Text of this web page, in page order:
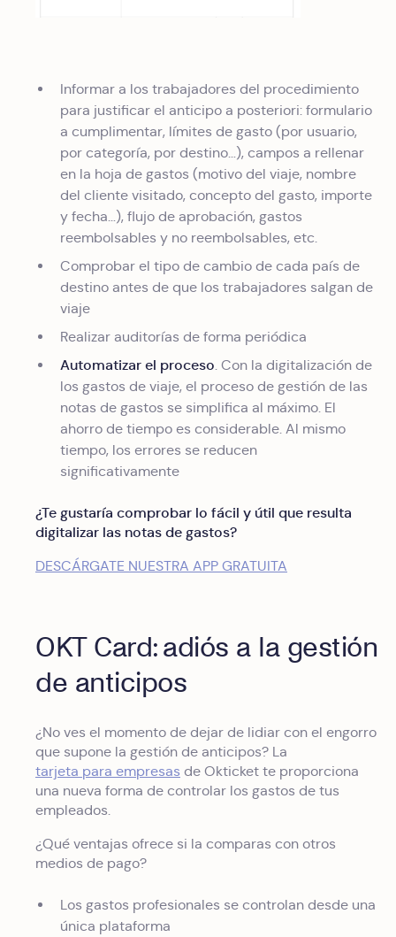
Informar a los trabajadores del procedimiento
para justificar el anticipo a posteriori: formulario
a cumplimentar, límites de gasto (por usuario,
por categoría, por destino…), campos a rellenar
en la hoja de gastos (motivo del viaje, nombre
del cliente visitado, concepto del gasto, importe
y fecha…), flujo de aprobación, gastos
reembolsables y no reembolsables, etc.
Comprobar el tipo de cambio de cada país de
destino antes de que los trabajadores salgan de
viaje
Realizar auditorías de forma periódica
Automatizar el proceso. Con la digitalización de
los gastos de viaje, el proceso de gestión de las
notas de gastos se simplifica al máximo. El
ahorro de tiempo es considerable. Al mismo
tiempo, los errores se reducen
significativamente
¿Te gustaría comprobar lo fácil y útil que resulta
digitalizar las notas de gastos?
DESCÁRGATE NUESTRA APP GRATUITA
OKT Card: adiós a la gestión
de anticipos
¿No ves el momento de dejar de lidiar con el engorro
que supone la gestión de anticipos? La
tarjeta para empresas de Okticket te proporciona
una nueva forma de controlar los gastos de tus
empleados.
¿Qué ventajas ofrece si la comparas con otros
medios de pago?
Los gastos profesionales se controlan desde una
única plataforma